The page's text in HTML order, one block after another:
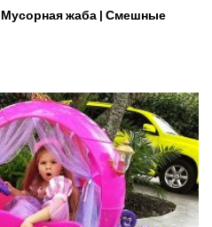
жаба | Смешные